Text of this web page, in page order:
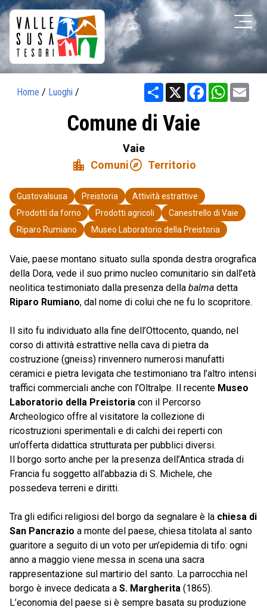
Home / Luoghi / Share X Facebook
Comune di Vaie
Vaie
location_city Comuniexplore Territorio
Gustovalsusa Preistoria
Attività estrattive
Prodotti da forno
Prodotti agricoli
Canestrello di Vaie
Riparo Rumiano
Museo Laboratorio della Preistoria
Vaie, paese montano situato sulla sponda destra orografica
della Dora, vede il suo primo nucleo comunitario sin dall’età
neolitica testimoniato dalla presenza della balma detta
Riparo Rumiano, dal nome di colui che ne fu lo scopritore.
Il sito fu individuato alla fine dell’Ottocento, quando, nel
corso di attività estrattive nella cava di pietra da
costruzione (gneiss) rinvennero numerosi manufatti
ceramici e pietra levigata che testimoniano tra l’altro intensi
traffici commerciali anche con l’Oltralpe. Il recente Museo
Laboratorio della Preistoria con il Percorso
Archeologico offre al visitatore la collezione di
ricostruzioni sperimentali e di calchi dei reperti con
un'offerta didattica strutturata per pubblici diversi.
Il borgo sorto anche per la presenza dell’Antica strada di
Francia fu soggetto all’abbazia di S. Michele, che
possedeva terreni e diritti.
Tra gli edifici religiosi del borgo da segnalare è la chiesa di
San Pancrazio a monte del paese, chiesa titolata al santo
guaritore a seguito di un voto per un’epidemia di tifo: ogni
anno a maggio viene messa in scena una sacra
rappresentazione sul martirio del santo. La parrocchia nel
borgo è invece dedicata a S. Margherita (1865).
L’economia del paese si è sempre basata su produzione